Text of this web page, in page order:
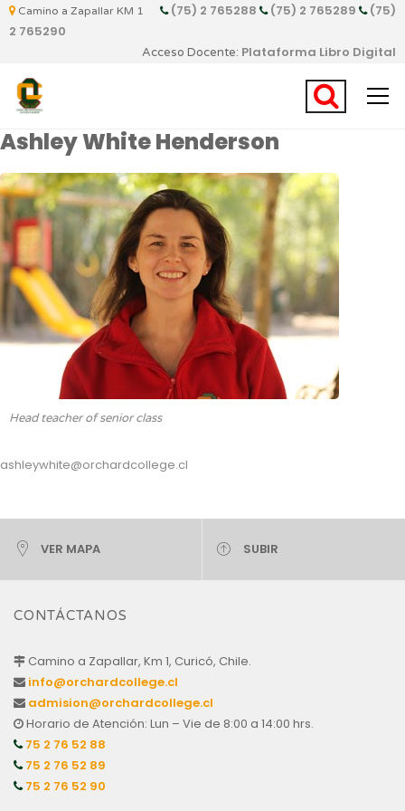
Camino a Zapallar KM 1 (75) 2 765288 (75) 2 765289
(75)
2 765290
Acceso Docente: Plataforma Libro Digital
Ashley White Henderson
Head teacher of senior class
ashleywhite@orchardcollege.cl
VER MAPA SUBIR
CONTÁCTANOS
Camino a Zapallar, Km 1, Curicó, Chile.
info@orchardcollege.cl
admision@orchardcollege.cl
Horario de Atención: Lun – Vie de 8:00 a 14:00 hrs.
75 2 76 52 88
75 2 76 52 89
75 2 76 52 90